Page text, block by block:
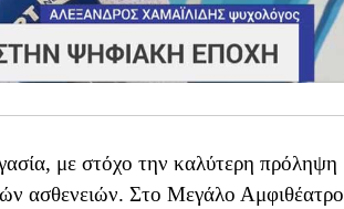
με στόχο την καλύτερη πρόληψη
ασθενειών. Στο Μεγάλο Αμφιθέατρο